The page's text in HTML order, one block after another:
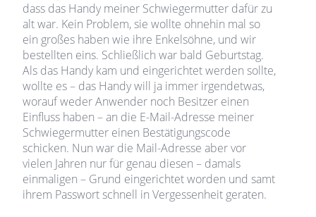
dass das Handy meiner Schwiegermutter dafür zu
alt war. Kein Problem, sie wollte ohnehin mal so
ein großes haben wie ihre Enkelsöhne, und wir
bestellten eins. Schließlich war bald Geburtstag.
Als das Handy kam und eingerichtet werden sollte,
wollte es – das Handy will ja immer irgendetwas,
worauf weder Anwender noch Besitzer einen
Einfluss haben – an die E-Mail-Adresse meiner
Schwiegermutter einen Bestätigungscode
schicken. Nun war die Mail-Adresse aber vor
vielen Jahren nur für genau diesen – damals
einmaligen – Grund eingerichtet worden und samt
ihrem Passwort schnell in Vergessenheit geraten.